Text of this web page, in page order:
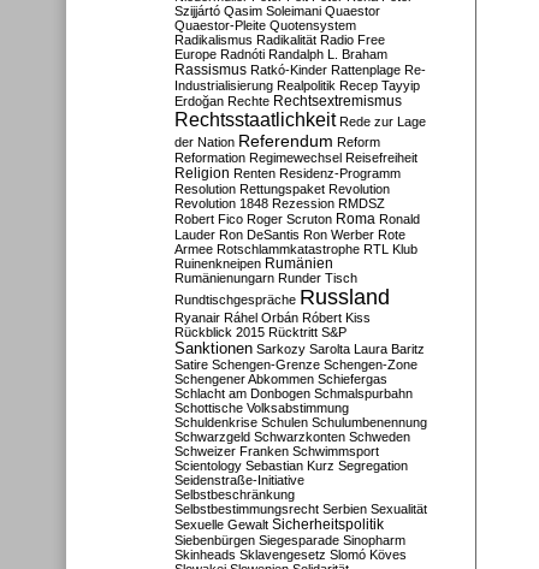
Szijjártó Qasim Soleimani Quaestor
Quaestor-Pleite Quotensystem
Radikalismus Radikalität Radio Free
Europe Radnóti Randalph L. Braham
Rassismus Ratkó-Kinder Rattenplage Re-
Industrialisierung Realpolitik Recep Tayyip
Erdoğan Rechte Rechtsextremismus
Rechtsstaatlichkeit Rede zur Lage
der Nation Referendum Reform
Reformation Regimewechsel Reisefreiheit
Religion Renten Residenz-Programm
Resolution Rettungspaket Revolution
Revolution 1848 Rezession RMDSZ
Robert Fico Roger Scruton Roma Ronald
Lauder Ron DeSantis Ron Werber Rote
Armee Rotschlammkatastrophe RTL Klub
Ruinenkneipen Rumänien
Rumänienungarn Runder Tisch
Rundtischgespräche Russland
Ryanair Ráhel Orbán Róbert Kiss
Rückblick 2015 Rücktritt S&P
Sanktionen Sarkozy Sarolta Laura Baritz
Satire Schengen-Grenze Schengen-Zone
Schengener Abkommen Schiefergas
Schlacht am Donbogen Schmalspurbahn
Schottische Volksabstimmung
Schuldenkrise Schulen Schulumbenennung
Schwarzgeld Schwarzkonten Schweden
Schweizer Franken Schwimmsport
Scientology Sebastian Kurz Segregation
Seidenstraße-Initiative
Selbstbeschränkung
Selbstbestimmungsrecht Serbien Sexualität
Sexuelle Gewalt Sicherheitspolitik
Siebenbürgen Siegesparade Sinopharm
Skinheads Sklavengesetz Slomó Köves